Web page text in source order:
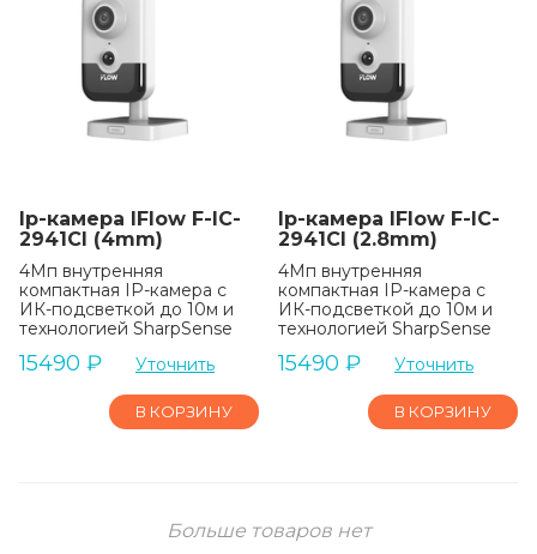
Ip-камера IFlow F-IC-
2941CI (4mm)
4Мп внутренняя
компактная IP-камера c
ИК-подсветкой до 10м и
технологией SharpSense
15490 ₽ Уточнить
В КОРЗИНУ
Ip-камера IFlow F-IC-
2941CI (2.8mm)
4Мп внутренняя
компактная IP-камера c
ИК-подсветкой до 10м и
технологией SharpSense
15490 ₽ Уточнить
В КОРЗИНУ
Больше товаров нет